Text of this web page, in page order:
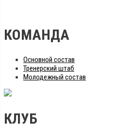
КОМАНДА
Основной состав
Тренерский штаб
Молодежный состав
КЛУБ